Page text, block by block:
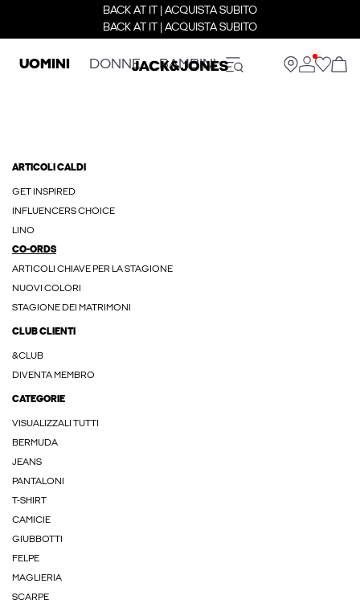
BACK AT IT | ACQUISTA SUBITO
BACK AT IT | ACQUISTA SUBITO
UOMINI DONNE BAMBINI
ARTICOLI CALDI
GET INSPIRED
INFLUENCERS CHOICE
LINO
CO-ORDS
ARTICOLI CHIAVE PER LA STAGIONE
NUOVI COLORI
STAGIONE DEI MATRIMONI
CLUB CLIENTI
&CLUB
DIVENTA MEMBRO
CATEGORIE
VISUALIZZALI TUTTI
BERMUDA
JEANS
PANTALONI
T-SHIRT
CAMICIE
GIUBBOTTI
FELPE
MAGLIERIA
SCARPE